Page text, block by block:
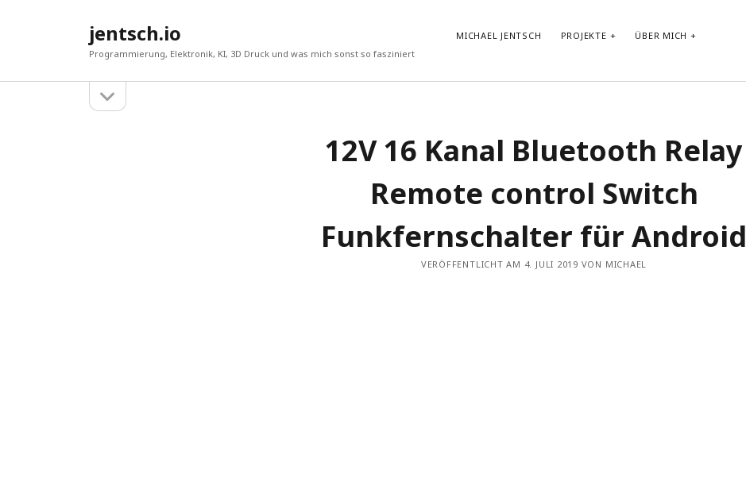
jentsch.io
Programmierung, Elektronik, KI, 3D Druck und was mich sonst so fasziniert
MICHAEL JENTSCH PROJEKTE ÜBER MICH
öffnen
Vibe-Coding im Google AI Studio: „LyricLens“
Vom Shader zum atmosphärischen Android Hintergrund
Test von GLM-4.7-Flash in Ollama auf HP ZBook Ultra G1a mit
AMD Ryzen AI Max+ PRO 395 Notebook
ohne Reasoning
30-Tage-DSPy-Challenge –Tag 30: Abschluss der DSPy-
12V 16 Kanal Bluetooth Relay
Remote control Switch
Funkfernschalter für Android
VERÖFFENTLICHT AM 4. JULI 2019 VON MICHAEL